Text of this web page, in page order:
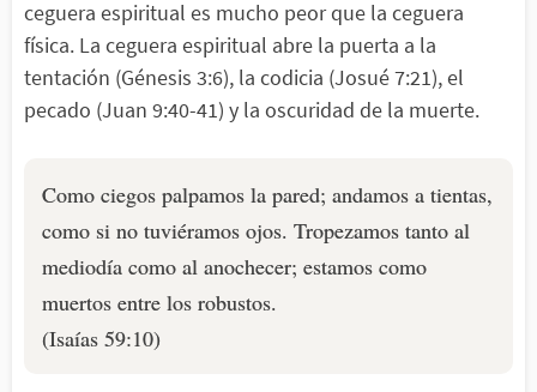
ceguera espiritual es mucho peor que la ceguera
física. La ceguera espiritual abre la puerta a la
tentación (Génesis 3:6), la codicia (Josué 7:21), el
pecado (Juan 9:40-41) y la oscuridad de la muerte.
Como ciegos palpamos la pared; andamos a tientas,
como si no tuviéramos ojos. Tropezamos tanto al
mediodía como al anochecer; estamos como
muertos entre los robustos.
(Isaías 59:10)